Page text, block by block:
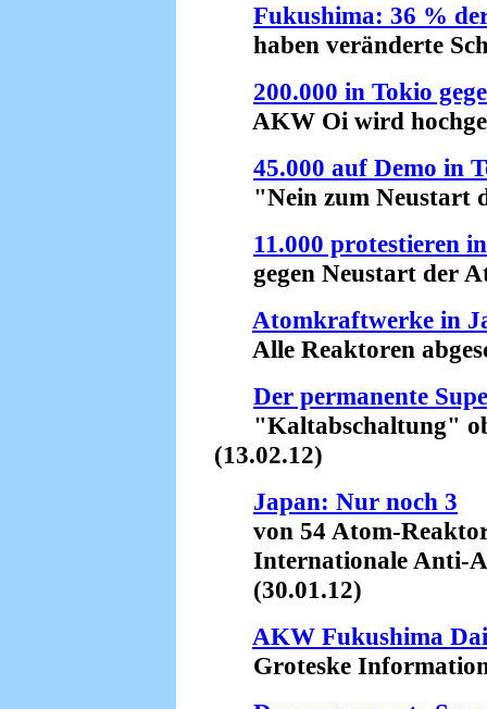
Fukushima: 36 %
haben veränderte
200.000 in Tokio
AKW Oi wird
45.000 auf Demo in
"Nein zum Neustart
11.000 protestieren
gegen Neustart der
Atomkraftwerke in
Alle Reaktoren
Der permanente
"Kaltabschaltung"
(13.02.12)
Japan: Nur noch 3
von 54 Atom-
Internationale Anti-
(30.01.12)
AKW Fukushima
Groteske